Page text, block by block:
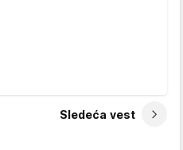
Sledeća vest